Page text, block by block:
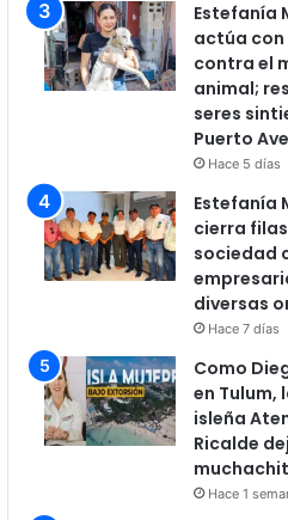
Estefanía
actúa
contra el
animal;
seres
Puerto
Hace 5 días
Estefanía
cierra
sociedad
diversas
Hace 7 días
Como
en Tulum,
isleña
Ricalde
Hace 1